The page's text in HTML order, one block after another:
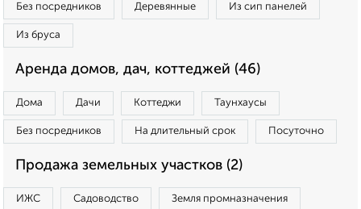
Без посредников Деревянные Из сип панелей
Из бруса
Аренда домов, дач, коттеджей (46)
Дома Дачи Коттеджи Таунхаусы
Без посредников На длительный срок Посуточно
Продажа земельных участков (2)
ИЖС Садоводство Земля промназначения